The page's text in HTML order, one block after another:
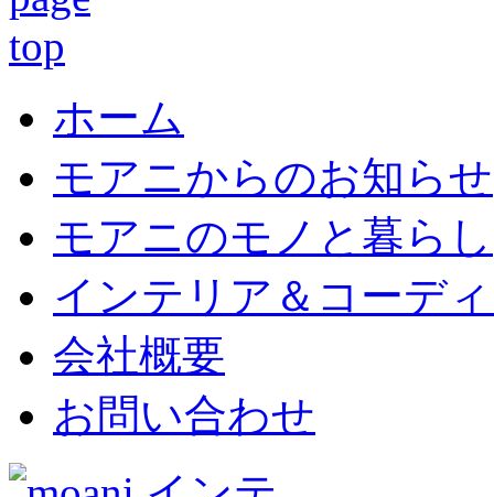
ホーム
モアニからのお知らせ
モアニのモノと暮らし
インテリア＆コーデ
会社概要
お問い合わせ